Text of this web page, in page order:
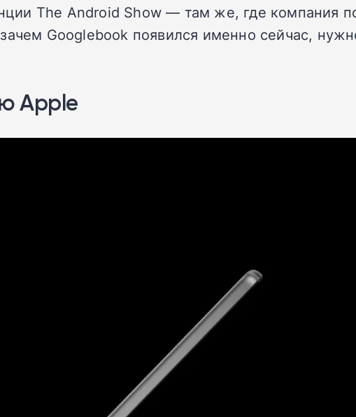
The Android Show — там же, где компания
Googlebook появился именно сейчас,
Apple